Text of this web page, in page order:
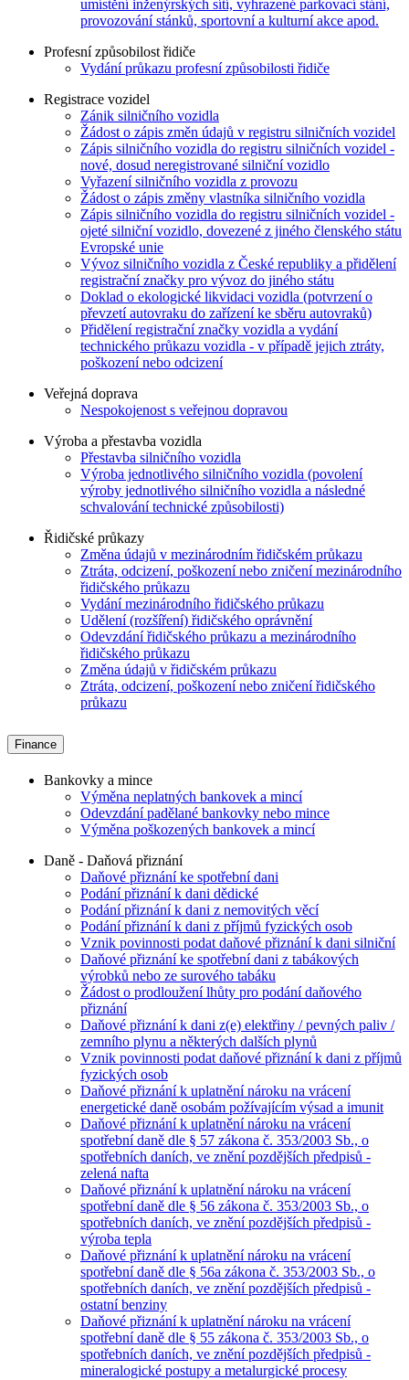
umístění inženýrských sítí, vyhrazené parkovací stání,
provozování stánků, sportovní a kulturní akce apod.
Profesní způsobilost řidiče
Vydání průkazu profesní způsobilosti řidiče
Registrace vozidel
Zánik silničního vozidla
Žádost o zápis změn údajů v registru silničních vozidel
Zápis silničního vozidla do registru silničních vozidel -
nové, dosud neregistrované silniční vozidlo
Vyřazení silničního vozidla z provozu
Žádost o zápis změny vlastníka silničního vozidla
Zápis silničního vozidla do registru silničních vozidel -
ojeté silniční vozidlo, dovezené z jiného členského státu
Evropské unie
Vývoz silničního vozidla z České republiky a přidělení
registrační značky pro vývoz do jiného státu
Doklad o ekologické likvidaci vozidla (potvrzení o
převzetí autovraku do zařízení ke sběru autovraků)
Přidělení registrační značky vozidla a vydání
technického průkazu vozidla - v případě jejich ztráty,
poškození nebo odcizení
Veřejná doprava
Nespokojenost s veřejnou dopravou
Výroba a přestavba vozidla
Přestavba silničního vozidla
Výroba jednotlivého silničního vozidla (povolení
výroby jednotlivého silničního vozidla a následné
schvalování technické způsobilosti)
Řidičské průkazy
Změna údajů v mezinárodním řidičském průkazu
Ztráta, odcizení, poškození nebo zničení mezinárodního
řidičského průkazu
Vydání mezinárodního řidičského průkazu
Udělení (rozšíření) řidičského oprávnění
Odevzdání řidičského průkazu a mezinárodního
řidičského průkazu
Změna údajů v řidičském průkazu
Ztráta, odcizení, poškození nebo zničení řidičského
průkazu
Finance
Bankovky a mince
Výměna neplatných bankovek a mincí
Odevzdání padělané bankovky nebo mince
Výměna poškozených bankovek a mincí
Daně - Daňová přiznání
Daňové přiznání ke spotřební dani
Podání přiznání k dani dědické
Podání přiznání k dani z nemovitých věcí
Podání přiznání k dani z příjmů fyzických osob
Vznik povinnosti podat daňové přiznání k dani silniční
Daňové přiznání ke spotřební dani z tabákových
výrobků nebo ze surového tabáku
Žádost o prodloužení lhůty pro podání daňového
přiznání
Daňové přiznání k dani z(e) elektřiny / pevných paliv /
zemního plynu a některých dalších plynů
Vznik povinnosti podat daňové přiznání k dani z příjmů
fyzických osob
Daňové přiznání k uplatnění nároku na vrácení
energetické daně osobám požívajícím výsad a imunit
Daňové přiznání k uplatnění nároku na vrácení
spotřební daně dle § 57 zákona č. 353/2003 Sb., o
spotřebních daních, ve znění pozdějších předpisů -
zelená nafta
Daňové přiznání k uplatnění nároku na vrácení
spotřební daně dle § 56 zákona č. 353/2003 Sb., o
spotřebních daních, ve znění pozdějších předpisů -
výroba tepla
Daňové přiznání k uplatnění nároku na vrácení
spotřební daně dle § 56a zákona č. 353/2003 Sb., o
spotřebních daních, ve znění pozdějších předpisů -
ostatní benziny
Daňové přiznání k uplatnění nároku na vrácení
spotřební daně dle § 55 zákona č. 353/2003 Sb., o
spotřebních daních, ve znění pozdějších předpisů -
mineralogické postupy a metalurgické procesy